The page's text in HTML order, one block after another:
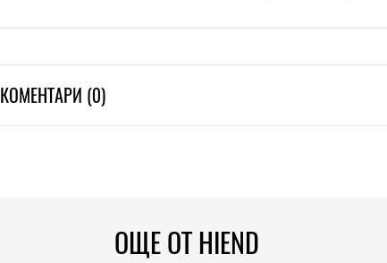
КОМЕНТАРИ (0)
ОЩЕ ОТ HIEND